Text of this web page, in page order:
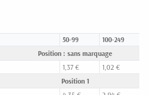
50-99 100-249
Position : sans marquage
1,37 € 1,02 €
Position 1